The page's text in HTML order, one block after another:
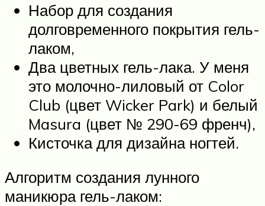
Набор для создания
долговременного покрытия гель-
лаком,
Два цветных гель-лака. У меня
это молочно-лиловый от Color
Club (цвет Wicker Park) и белый
Masura (цвет № 290-69 френч),
Кисточка для дизайна ногтей.
Алгоритм создания лунного
маникюра гель-лаком: